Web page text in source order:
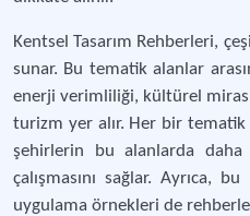
Kentsel Tasarım Rehberleri,
sunar. Bu tematik alanlar
enerji verimliliği, kültürel
turizm yer alır. Her bir
şehirlerin bu alanlarda
çalışmasını sağlar. Ayrıca,
uygulama örnekleri de